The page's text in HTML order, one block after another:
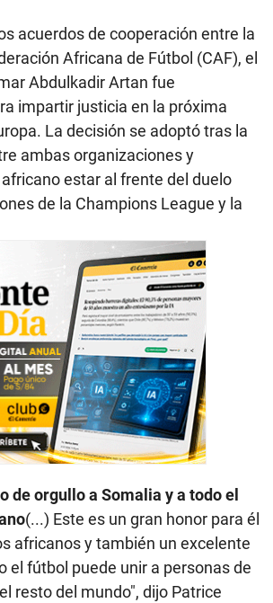
acuerdos de cooperación entre la
Africana de Fútbol (CAF), el
Abdulkadir Artan fue
impartir justicia en la próxima
La decisión se adoptó tras la
ambas organizaciones y
estar al frente del duelo
de la Champions League y la
de orgullo a Somalia y a todo el
(...) Este es un gran honor para él
africanos y también un excelente
el fútbol puede unir a personas de
resto del mundo", dijo Patrice